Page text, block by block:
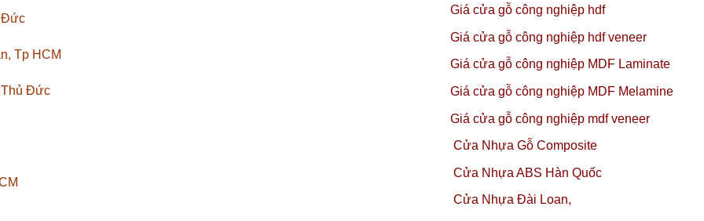
Đức
Tp HCM
Thủ Đức
Giá cửa gỗ công nghiệp hdf
Giá cửa gỗ công nghiệp hdf veneer
Giá cửa gỗ công nghiệp MDF Laminate
Giá cửa gỗ công nghiệp MDF Melamine
Giá cửa gỗ công nghiệp mdf veneer
Cửa Nhựa Gỗ Composite
Cửa Nhựa ABS Hàn Quốc
Cửa Nhựa Đài Loan,